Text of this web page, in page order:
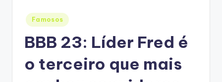
Posted
in
Famosos
BBB 23: Líder Fred é
o terceiro que mais